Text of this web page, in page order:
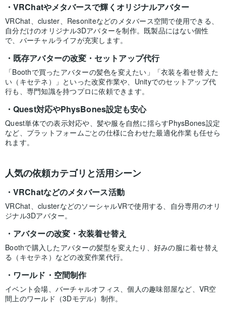
VRChatやメタバースで輝くオリジナルアバター
VRChat、cluster、Resoniteなどのメタバース空間で使用できる、
自分だけのオリジナル3Dアバターを制作。既製品にはない個性
で、バーチャルライフが充実します。
既存アバターの改変・セットアップ代行
「Boothで買ったアバターの髪色を変えたい」「衣装を着せ替えた
い（キセテネ）」といった改変作業や、Unityでのセットアップ代
行も、専門知識を持つプロに依頼できます。
Quest対応やPhysBones設定も安心
Quest単体での表示対応や、髪や服を自然に揺らすPhysBones設定
など、プラットフォームごとの仕様に合わせた最適化作業も任せら
れます。
人気の依頼カテゴリと活用シーン
VRChatなどのメタバース活動
VRChat、clusterなどのソーシャルVRで使用する、自分専用のオリ
ジナル3Dアバター。
アバターの改変・衣装着せ替え
Boothで購入したアバターの髪型を変えたり、好みの服に着せ替え
る（キセテネ）などの改変作業代行。
ワールド・空間制作
イベント会場、バーチャルオフィス、個人の趣味部屋など、VR空
間上のワールド（3Dモデル）制作。